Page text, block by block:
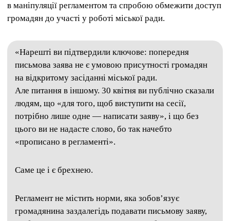
в маніпуляції регламентом та спробою обмежити доступ
громадян до участі у роботі міської ради.
«Нарешті ви підтвердили ключове: попередня
письмова заява не є умовою присутності громадян
на відкритому засіданні міської ради.
Але питання в іншому. 30 квітня ви публічно сказали
людям, що «для того, щоб виступити на сесії,
потрібно лише одне — написати заяву», і що без
цього ви не надасте слово, бо так начебто
«прописано в регламенті».
Саме це і є брехнею.
Регламент не містить норми, яка зобов’язує
громадянина заздалегідь подавати письмову заяву,